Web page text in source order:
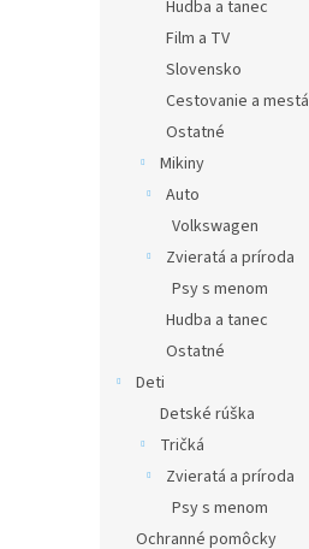
Hudba a tanec
Film a TV
Slovensko
Cestovanie a mestá
Ostatné
Mikiny
Auto
Volkswagen
Zvieratá a príroda
Psy s menom
Hudba a tanec
Ostatné
Deti
Detské rúška
Tričká
Zvieratá a príroda
Psy s menom
Ochranné pomôcky